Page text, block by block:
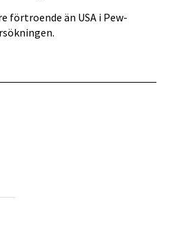
förtroende än USA i Pew-